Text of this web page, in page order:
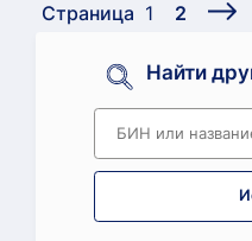
Страница 1 2
Найти